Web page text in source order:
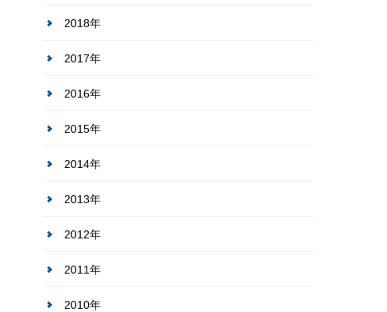
2018年
2017年
2016年
2015年
2014年
2013年
2012年
2011年
2010年